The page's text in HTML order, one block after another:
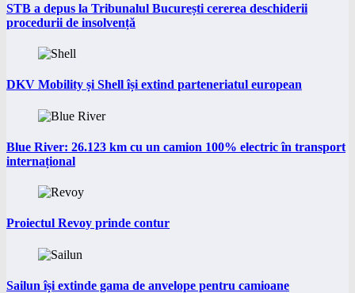
STB a depus la Tribunalul București cererea deschiderii
procedurii de insolvență
DKV Mobility și Shell își extind parteneriatul european
Blue River: 26.123 km cu un camion 100% electric în transport
internațional
Proiectul Revoy prinde contur
Sailun își extinde gama de anvelope pentru camioane